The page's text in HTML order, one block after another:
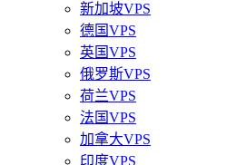
新加坡VPS
德国VPS
英国VPS
俄罗斯VPS
荷兰VPS
法国VPS
加拿大VPS
印度VPS